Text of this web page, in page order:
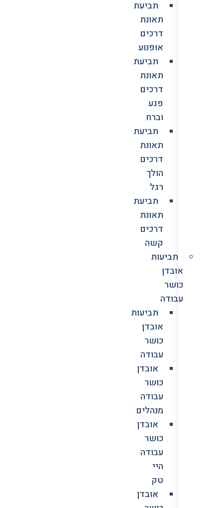
תביעת
תאונת
דרכים
אופנוע
תביעת
תאונת
דרכים
פגע
וברח
תביעת
תאונת
דרכים
הולך
רגל
תביעת
תאונת
דרכים
קשה
תביעות
אובדן
כושר
עבודה
תביעות
אובדן
כושר
עבודה
אובדן
כושר
עבודה
מנהלים
אובדן
כושר
עבודה
היי
טק
אובדן